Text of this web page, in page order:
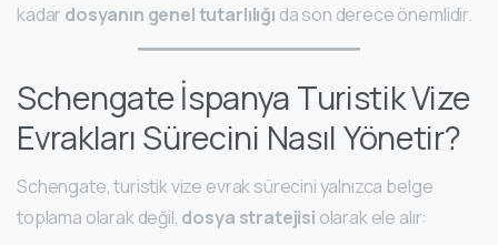
kadar dosyanın genel tutarlılığı da son derece önemlidir.
Schengate İspanya Turistik Vize
Evrakları Sürecini Nasıl Yönetir?
Schengate, turistik vize evrak sürecini yalnızca belge
toplama olarak değil, dosya stratejisi olarak ele alır: